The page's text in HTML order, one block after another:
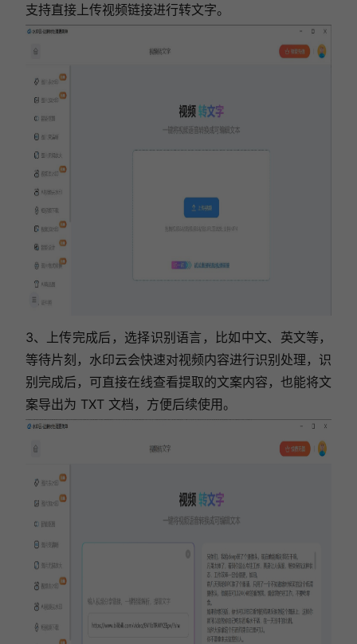
支持直接上传视频链接进行转文字。
3、上传完成后，选择识别语言，比如中文、英文等，
等待片刻，水印云会快速对视频内容进行识别处理，识
别完成后，可直接在线查看提取的文案内容，也能将文
案导出为 TXT 文档，方便后续使用。